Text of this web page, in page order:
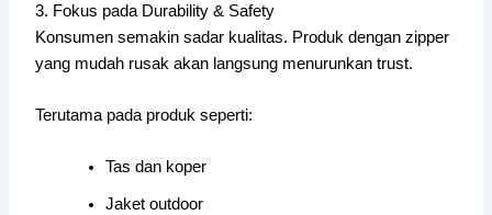
3. Fokus pada Durability & Safety
Konsumen semakin sadar kualitas. Produk dengan zipper
yang mudah rusak akan langsung menurunkan trust.
Terutama pada produk seperti:
Tas dan koper
Jaket outdoor